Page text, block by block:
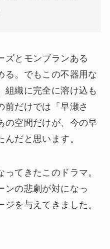
ズとモンブランある
る。でもこの不器用な
組織に完全に溶け込も
前だけでは「早瀬さ
空間だけが、今の早
だと思います。
てきたこのドラマ。
ンの悲劇が対になっ
を与えてきました。